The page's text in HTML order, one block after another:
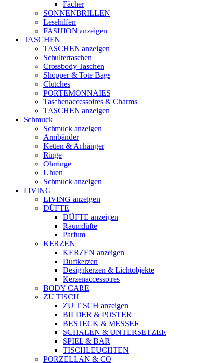
Fächer
SONNENBRILLEN
Lesehilfen
FASHION anzeigen
TASCHEN
TASCHEN anzeigen
Schultertaschen
Crossbody Taschen
Shopper & Tote Bags
Clutches
PORTEMONNAIES
Taschenaccessoires & Charms
TASCHEN anzeigen
Schmuck
Schmuck anzeigen
Armbänder
Ketten & Anhänger
Ringe
Ohrringe
Uhren
Schmuck anzeigen
LIVING
LIVING anzeigen
DÜFTE
DÜFTE anzeigen
Raumdüfte
Parfum
KERZEN
KERZEN anzeigen
Duftkerzen
Designkerzen & Lichtobjekte
Kerzenaccessoires
BODY CARE
ZU TISCH
ZU TISCH anzeigen
BILDER & POSTER
BESTECK & MESSER
SCHALEN & UNTERSETZER
SPIEL & BAR
TISCHLEUCHTEN
PORZELLAN & CO